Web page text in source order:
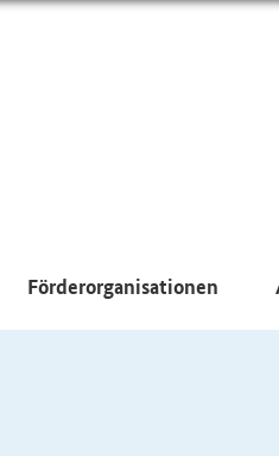
Förderorganisationen